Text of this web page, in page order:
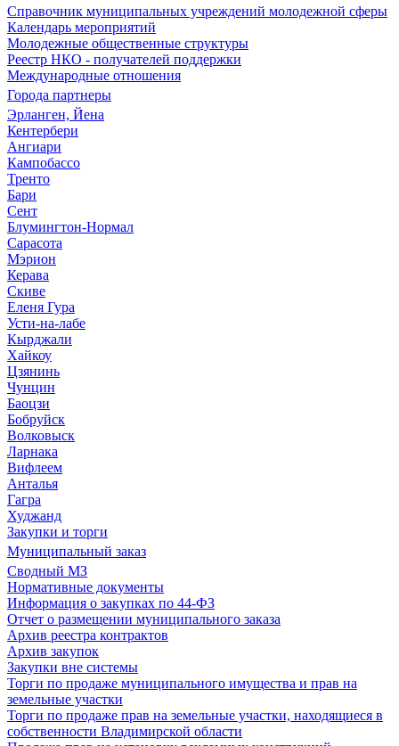
Справочник муниципальных учреждений молодежной сферы
Календарь мероприятий
Молодежные общественные структуры
Реестр НКО - получателей поддержки
Международные отношения
Города партнеры
Эрланген, Йена
Кентербери
Ангиари
Кампобассо
Тренто
Бари
Сент
Блумингтон-Нормал
Сарасота
Мэрион
Керава
Скиве
Еленя Гура
Усти-на-лабе
Кырджали
Хайкоу
Цзянинь
Чунцин
Баоцзи
Бобруйск
Волковыск
Ларнака
Вифлеем
Анталья
Гагра
Худжанд
Закупки и торги
Муниципальный заказ
Сводный МЗ
Нормативные документы
Информация о закупках по 44-ФЗ
Отчет о размещении муниципального заказа
Архив реестра контрактов
Архив закупок
Закупки вне системы
Торги по продаже муниципального имущества и прав на
земельные участки
Торги по продаже прав на земельные участки, находящиеся в
собственности Владимирской области